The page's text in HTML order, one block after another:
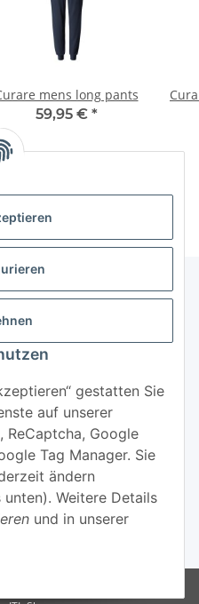
gestatten Sie
auf unserer
ReCaptcha, Google
Tag Manager. Sie
ändern
Weitere Details
und in unserer
mens long pants
59,95 € *